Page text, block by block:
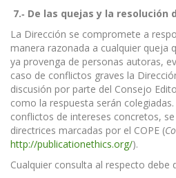
7.‐ De las quejas y la resolución
La Dirección se compromete a
manera razonada a cualquier queja
ya provenga de personas autoras,
caso de conflictos graves la
discusión por parte del Consejo
como la respuesta serán
conflictos de intereses concretos,
directrices marcadas por el COPE (
http://publicationethics.org/).
Cualquier consulta al respecto debe